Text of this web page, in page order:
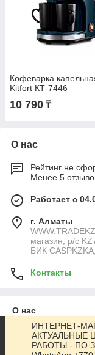
Кофеварка
Kitfort КТ-7446
10 790 ₸
О нас
Рейтинг не
Менее 5
Работает с
г. Алматы
магазин, р/с
БИК
Контакты
О нас
Контакты
ИНТЕРНЕТ-
АКТУАЛЬНЫЕ
РАБОТЫ - ПО